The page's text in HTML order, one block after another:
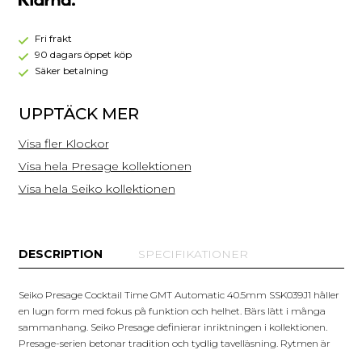
GMT
40.5mm
SSK039J1
Fri frakt
90 dagars öppet köp
Säker betalning
UPPTÄCK MER
Visa fler Klockor
Visa hela Presage kollektionen
Visa hela Seiko kollektionen
DESCRIPTION SPECIFIKATIONER
Seiko Presage Cocktail Time GMT Automatic 40.5mm SSK039J1 håller
en lugn form med fokus på funktion och helhet. Bärs lätt i många
sammanhang. Seiko Presage definierar inriktningen i kollektionen.
Presage-serien betonar tradition och tydlig tavelläsning. Rytmen är